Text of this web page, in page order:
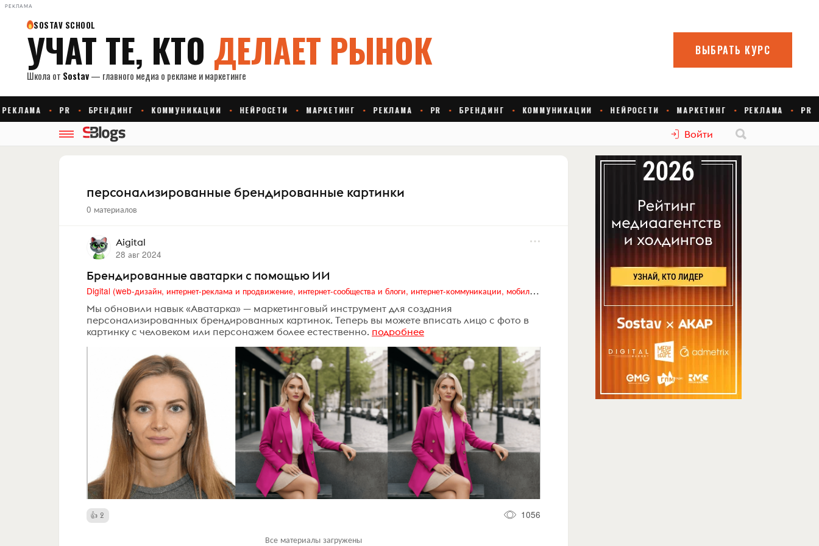
РЕКЛАМА
Войти
персонализированные брендированные картинки
0 материалов
Aigital
28 авг 2024
Брендированные аватарки с помощью ИИ
Digital (web-дизайн, интернет-реклама и продвижение, интернет-сообщества и блоги, интернет-коммуникации, мобильный маркетинг, реклама на цифровых экранах)
Мы обновили навык «Аватарка» — маркетинговый инструмент для создания
персонализированных брендированных картинок. Теперь вы можете вписать лицо с фото в
картинку с человеком или персонажем более естественно. подробнее
2 1056
Все материалы загружены